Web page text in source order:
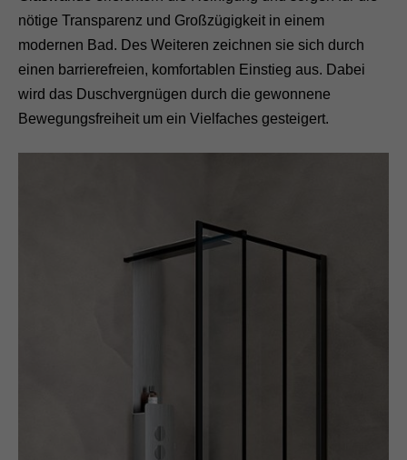
nötige Transparenz und Großzügigkeit in einem
modernen Bad. Des Weiteren zeichnen sie sich durch
einen barrierefreien, komfortablen Einstieg aus. Dabei
wird das Duschvergnügen durch die gewonnene
Bewegungsfreiheit um ein Vielfaches gesteigert.